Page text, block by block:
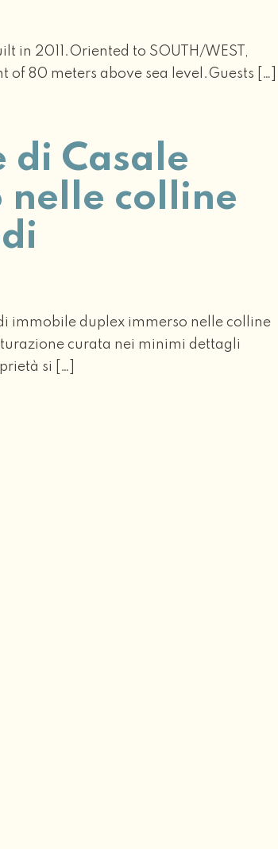
in 2011.Oriented to SOUTH/WEST,
of 80 meters above sea level.Guests […]
di Casale
nelle colline
di immobile duplex immerso nelle colline
curata nei minimi dettagli
si […]